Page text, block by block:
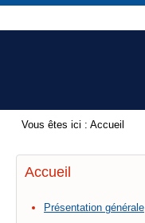
Vous êtes ici : Accueil
Accueil
Présentation générale